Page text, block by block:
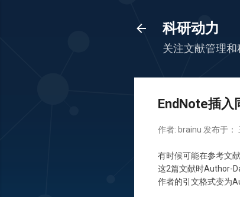
科研动力
关注文献管理
EndNote插入
作者: brainu 发布于：
有时候可能在参考文
这2篇文献时Author-
作者的引文格式变为